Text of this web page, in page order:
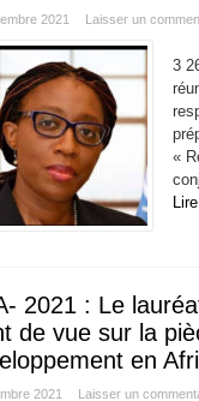
2021 Laisser un
3
«
2021 : Le
de vue sur la
en
2021 Laisser un